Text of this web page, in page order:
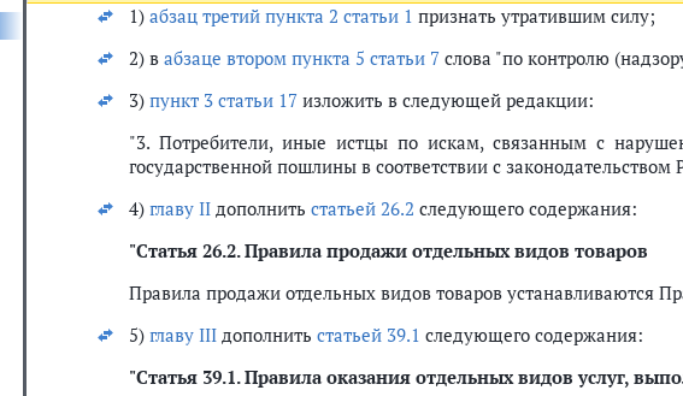
1) абзац третий пункта 2 статьи 1 признать утратившим силу;
2) в абзаце втором пункта 5 статьи 7 слова "по контролю
3) пункт 3 статьи 17 изложить в следующей редакции:
"3. Потребители, иные истцы по искам, связанным с
государственной пошлины в соответствии с
4) главу II дополнить статьей 26.2 следующего содержания:
"Статья 26.2.Правила продажи отдельных видов товаров
Правила продажи отдельных видов товаров устанавливаются
5) главу III дополнить статьей 39.1 следующего содержания:
"Статья 39.1.Правила оказания отдельных видов услуг,